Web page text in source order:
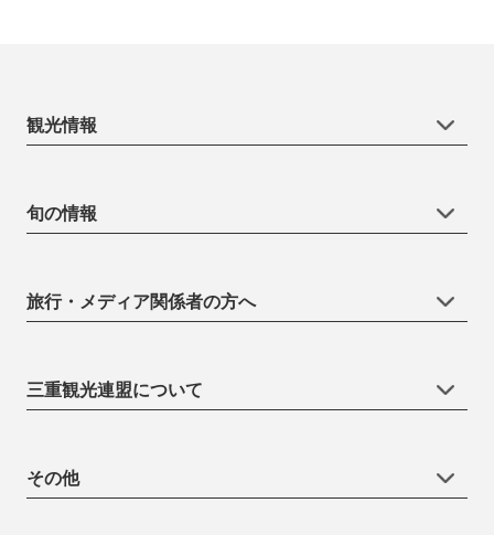
観光情報
旬の情報
旅行・メディア関係者の方へ
三重観光連盟について
その他